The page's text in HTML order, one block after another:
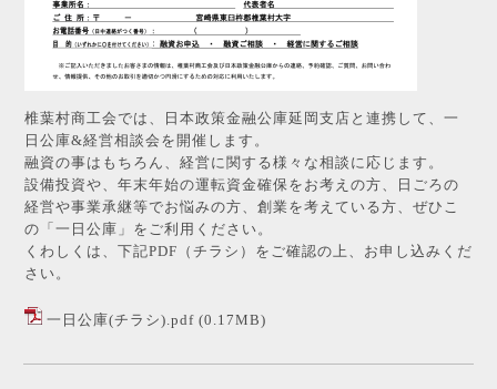
椎葉村商工会では、日本政策金融公庫延岡支店と連携して、一
日公庫&経営相談会を開催します。
融資の事はもちろん、経営に関する様々な相談に応じます。
設備投資や、年末年始の運転資金確保をお考えの方、日ごろの
経営や事業承継等でお悩みの方、創業を考えている方、ぜひこ
の「一日公庫」をご利用ください。
くわしくは、下記PDF（チラシ）をご確認の上、お申し込みくだ
さい。
一日公庫(チラシ).pdf (0.17MB)